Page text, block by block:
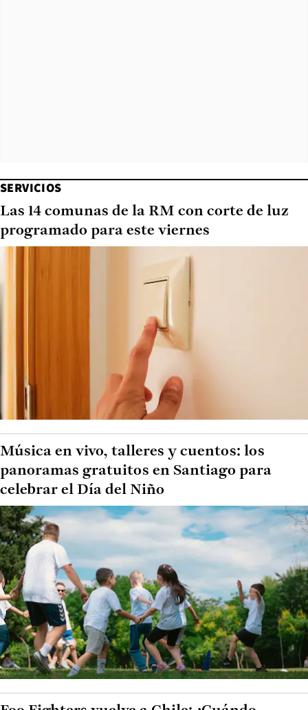
SERVICIOS
Las 14 comunas de la RM con corte de luz
programado para este viernes
Música en vivo, talleres y cuentos: los
panoramas gratuitos en Santiago para
celebrar el Día del Niño